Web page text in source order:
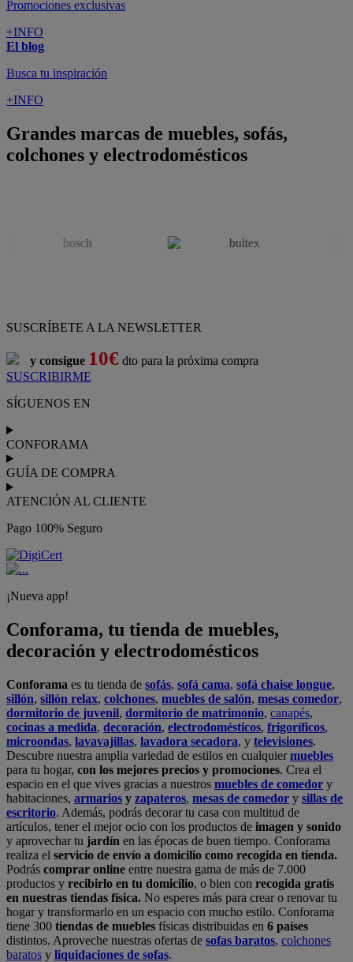
Promociones exclusivas
+INFO
El blog
Busca tu inspiración
+INFO
Grandes marcas de muebles, sofás,
colchones y electrodomésticos
SUSCRÍBETE A LA NEWSLETTER
y consigue 10€ dto para la próxima compra
SUSCRIBIRME
SÍGUENOS EN
CONFORAMA
GUÍA DE COMPRA
ATENCIÓN AL CLIENTE
Pago 100% Seguro
¡Nueva app!
Conforama, tu tienda de muebles,
decoración y electrodomésticos
Conforama es tu tienda de sofás, sofá cama, sofá chaise longue,
sillón, sillón relax, colchones, muebles de salón, mesas comedor,
dormitorio de juvenil, dormitorio de matrimonio, canapés,
cocinas a medida, decoración, electrodomésticos, frigoríficos,
microondas, lavavajillas, lavadora secadora, y televisiones.
Descubre nuestra amplia variedad de estilos en cualquiermuebles
para tu hogar, con los mejores precios y promociones. Crea el
espacio en el que vives gracias a nuestros muebles de comedor y
habitaciones, armarios y zapateros, mesas de comedor y sillas de
escritorio. Además, podrás decorar tu casa con multitud de
artículos, tener el mejor ocio con los productos de imagen y sonido
y aprovechar tu jardín en las épocas de buen tiempo. Conforama
realiza el servicio de envío a domicilio como recogida en tienda.
Podrás comprar online entre nuestra gama de más de 7.000
productos y recibirlo en tu domicilio, o bien con recogida gratis
en nuestras tiendas física. No esperes más para crear o renovar tu
hogar y transformarlo en un espacio con mucho estilo. Conforama
tiene 300 tiendas de muebles físicas distribuidas en 6 países
distintos. Aproveche nuestras ofertas de sofas baratos, colchones
baratos y liquidaciones de sofas.